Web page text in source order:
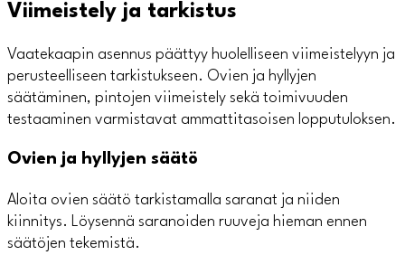
Viimeistely ja tarkistus
Vaatekaapin asennus päättyy huolelliseen viimeistelyyn ja
perusteelliseen tarkistukseen. Ovien ja hyllyjen
säätäminen, pintojen viimeistely sekä toimivuuden
testaaminen varmistavat ammattitasoisen lopputuloksen.
Ovien ja hyllyjen säätö
Aloita ovien säätö tarkistamalla saranat ja niiden
kiinnitys. Löysennä saranoiden ruuveja hieman ennen
säätöjen tekemistä.